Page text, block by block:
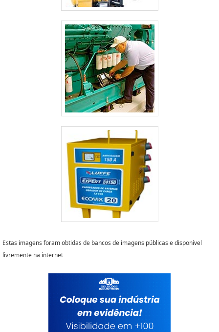
Estas imagens foram obtidas de bancos de imagens públicas e disponível
livremente na internet